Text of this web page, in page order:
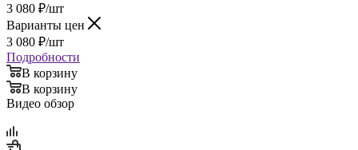
3 080 ₽/шт
Варианты цен
3 080 ₽/шт
Подробности
В корзину
В корзину
Видео обзор